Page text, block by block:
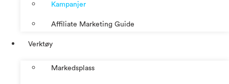
Kampanjer
Affiliate Marketing Guide
Verktøy
Markedsplass